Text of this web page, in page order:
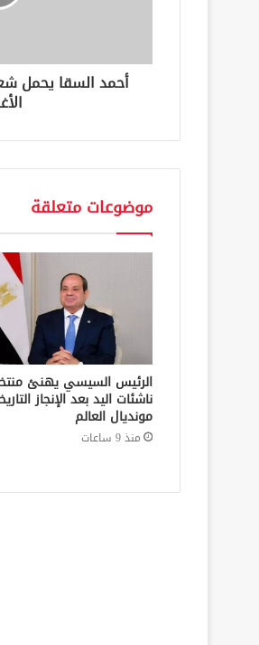
ن
أحمد السقا يحمل
موضوعات متعلقة
الرئيس السيسي يهنئ
ناشئات اليد بعد الإنجاز
مونديال العالم
منذ 9 ساعات